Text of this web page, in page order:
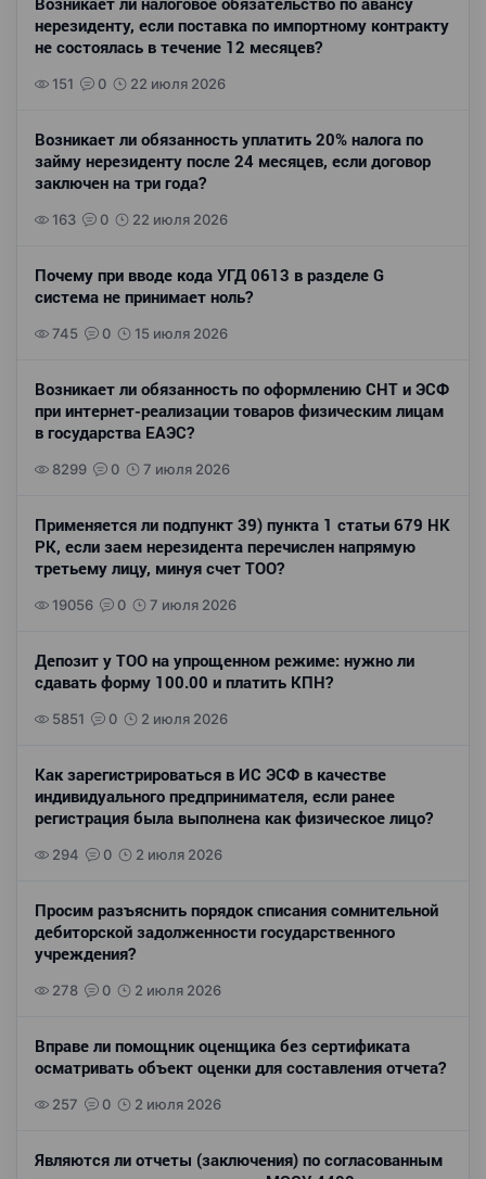
нерезиденту, если поставка по импортному контракту
не состоялась в течение 12 месяцев?
151 0 22 июля 2026
Возникает ли обязанность уплатить 20% налога по
займу нерезиденту после 24 месяцев, если договор
заключен на три года?
163 0 22 июля 2026
Почему при вводе кода УГД 0613 в разделе G
система не принимает ноль?
745 0 15 июля 2026
Возникает ли обязанность по оформлению СНТ и ЭСФ
при интернет-реализации товаров физическим лицам
в государства ЕАЭС?
8299 0 7 июля 2026
Применяется ли подпункт 39) пункта 1 статьи 679 НК
РК, если заем нерезидента перечислен напрямую
третьему лицу, минуя счет ТОО?
19056 0 7 июля 2026
Депозит у ТОО на упрощенном режиме: нужно ли
сдавать форму 100.00 и платить КПН?
5851 0 2 июля 2026
Как зарегистрироваться в ИС ЭСФ в качестве
индивидуального предпринимателя, если ранее
регистрация была выполнена как физическое лицо?
294 0 2 июля 2026
Просим разъяснить порядок списания сомнительной
дебиторской задолженности государственного
учреждения?
278 0 2 июля 2026
Вправе ли помощник оценщика без сертификата
осматривать объект оценки для составления отчета?
257 0 2 июля 2026
Являются ли отчеты (заключения) по согласованным